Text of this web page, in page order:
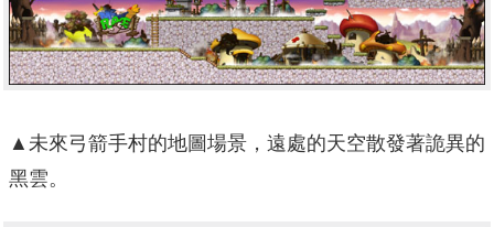
▲未來弓箭手村的地圖場景，遠處的天空散發著詭異的
黑雲。